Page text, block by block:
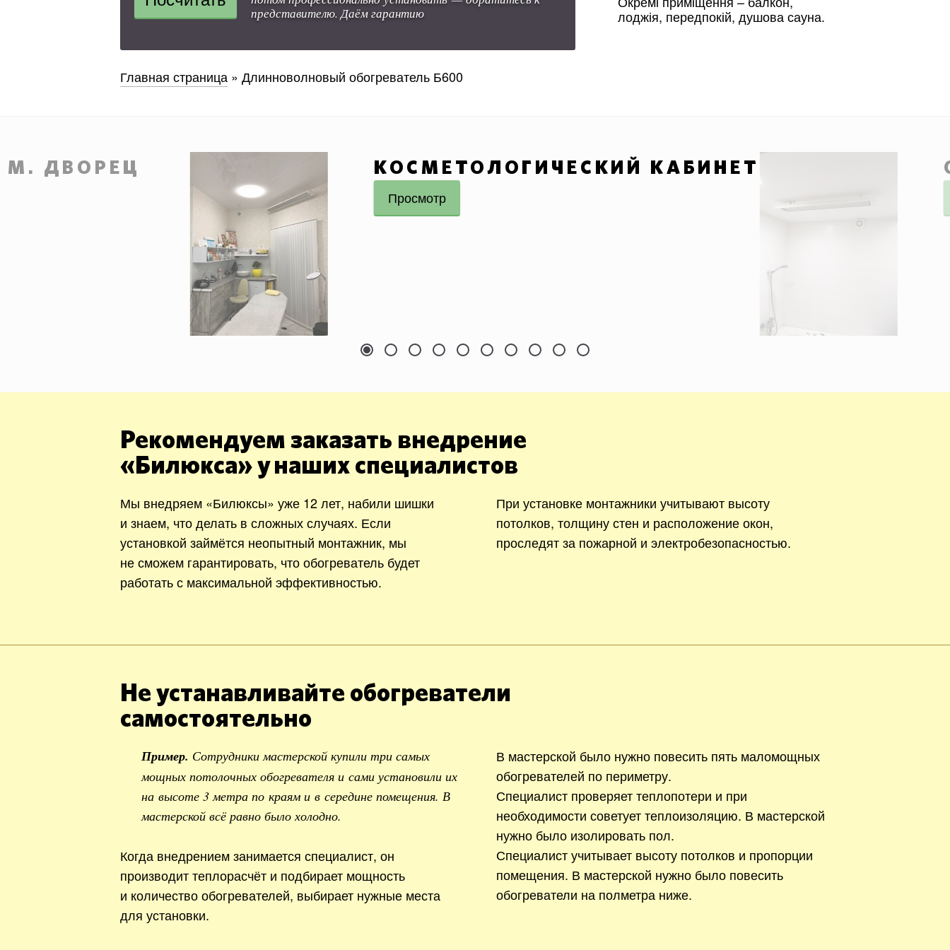
представителю. Даём гарантию
лоджія, передпокій, душова сауна.
Главная страница » Длинноволновый обогреватель Б600
КОСМЕТОЛОГИЧЕСКИЙ КАБИНЕТ
Просмотр
М. ДВОРЕЦ
Рекомендуем заказать внедрение
«Билюкса» у наших специалистов
Мы внедряем «Билюксы» уже 12 лет, набили шишки
и знаем, что делать в сложных случаях. Если
установкой займётся неопытный монтажник, мы
не сможем гарантировать, что обогреватель будет
работать с максимальной эффективностью.
При установке монтажники учитывают высоту
потолков, толщину стен и расположение окон,
проследят за пожарной и электробезопасностью.
Не устанавливайте обогреватели
самостоятельно
Пример. Сотрудники мастерской купили три самых
мощных потолочных обогревателя и сами установили их
на высоте 3 метра по краям и в середине помещения. В
мастерской всё равно было холодно.
Когда внедрением занимается специалист, он
производит теплорасчёт и подбирает мощность
и количество обогревателей, выбирает нужные места
для установки.
В мастерской было нужно повесить пять маломощных
обогревателей по периметру.
Специалист проверяет теплопотери и при
необходимости советует теплоизоляцию. В мастерской
нужно было изолировать пол.
Специалист учитывает высоту потолков и пропорции
помещения. В мастерской нужно было повесить
обогреватели на полметра ниже.